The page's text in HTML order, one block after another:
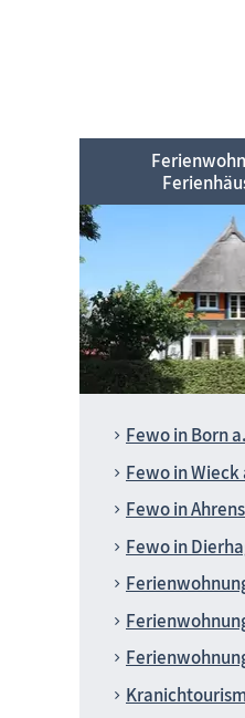
Fewo in Born
Fewo in Wieck
Fewo in
Fewo in